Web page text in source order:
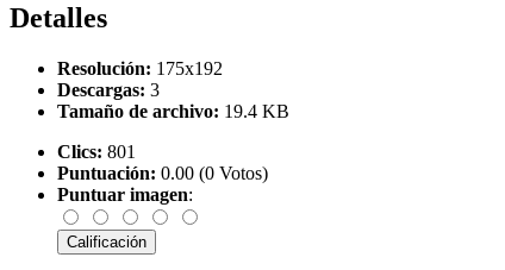
Detalles
Resolución: 175x192
Descargas: 3
Tamaño de archivo: 19.4 KB
Clics: 801
Puntuación: 0.00 (0 Votos)
Puntuar imagen: